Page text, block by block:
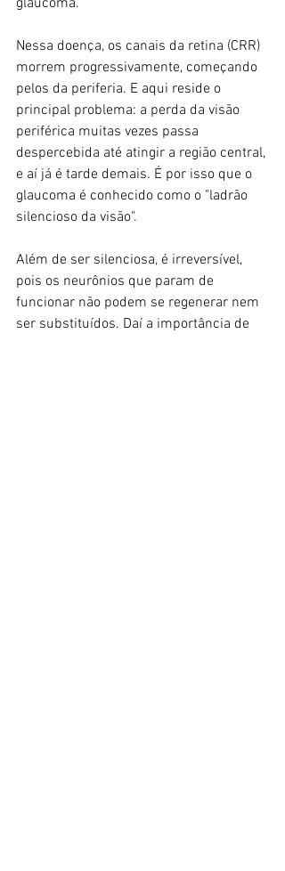
glaucoma.
Nessa doença, os canais da retina (CRR)
morrem progressivamente, começando
pelos da periferia. E aqui reside o
principal problema: a perda da visão
periférica muitas vezes passa
despercebida até atingir a região central,
e aí já é tarde demais. É por isso que o
glaucoma é conhecido como o "ladrão
silencioso da visão".
Além de ser silenciosa, é irreversível,
pois os neurônios que param de
funcionar não podem se regenerar nem
ser substituídos. Daí a importância de